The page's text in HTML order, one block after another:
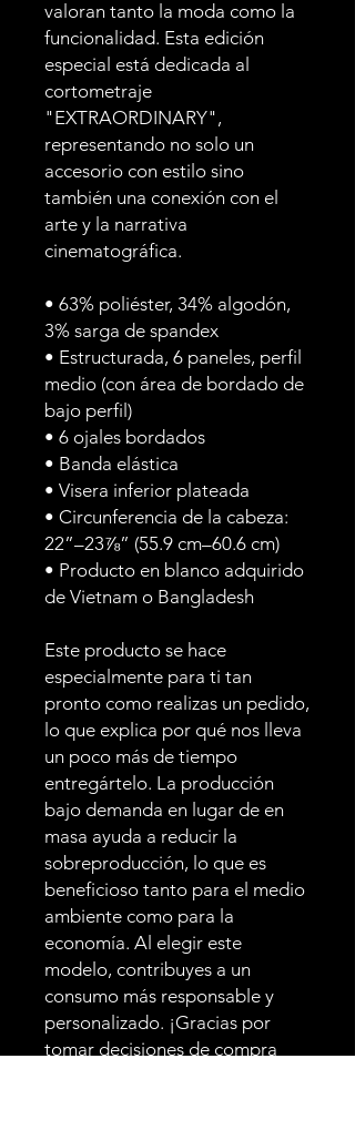
valoran tanto la moda como la
funcionalidad. Esta edición
especial está dedicada al
cortometraje
"EXTRAORDINARY",
representando no solo un
accesorio con estilo sino
también una conexión con el
arte y la narrativa
cinematográfica.
• 63% poliéster, 34% algodón,
3% sarga de spandex
• Estructurada, 6 paneles, perfil
medio (con área de bordado de
bajo perfil)
• 6 ojales bordados
• Banda elástica
• Visera inferior plateada
• Circunferencia de la cabeza:
22”–23⅞” (55.9 cm–60.6 cm)
• Producto en blanco adquirido
de Vietnam o Bangladesh
Este producto se hace
especialmente para ti tan
pronto como realizas un pedido,
lo que explica por qué nos lleva
un poco más de tiempo
entregártelo. La producción
bajo demanda en lugar de en
masa ayuda a reducir la
sobreproducción, lo que es
beneficioso tanto para el medio
ambiente como para la
economía. Al elegir este
modelo, contribuyes a un
consumo más responsable y
personalizado. ¡Gracias por
tomar decisiones de compra